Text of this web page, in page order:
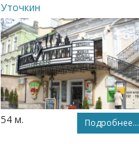
Уточкин
54 м. Подробнее...